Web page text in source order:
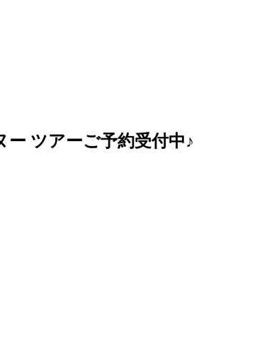
ー ツアーご予約受付中♪